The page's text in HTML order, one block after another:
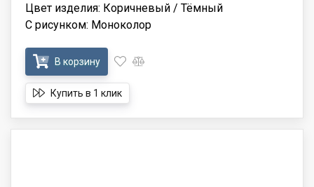
Цвет изделия: Коричневый / Тёмный
С рисунком: Моноколор
В корзину
Купить в 1 клик